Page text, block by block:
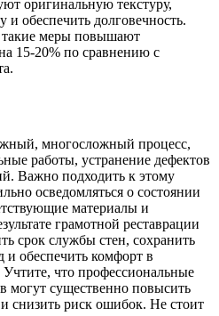
оригинальную текстуру,
и обеспечить долговечность.
такие меры повышают
15-20% по сравнению с
многосложный процесс,
работы, устранение дефектов
Важно подходить к этому
осведомляться о состоянии
материалы и
грамотной реставрации
срок службы стен, сохранить
обеспечить комфорт в
что профессиональные
могут существенно повысить
снизить риск ошибок. Не стоит